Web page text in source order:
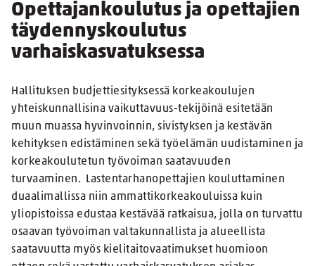
Opettajankoulutus ja opettajien
täydennyskoulutus
varhaiskasvatuksessa
Hallituksen budjettiesityksessä korkeakoulujen
yhteiskunnallisina vaikuttavuus-tekijöinä esitetään
muun muassa hyvinvoinnin, sivistyksen ja kestävän
kehityksen edistäminen sekä työelämän uudistaminen ja
korkeakoulutetun työvoiman saatavuuden
turvaaminen. Lastentarhanopettajien kouluttaminen
duaalimallissa niin ammattikorkeakouluissa kuin
yliopistoissa edustaa kestävää ratkaisua, jolla on turvattu
osaavan työvoiman valtakunnallista ja alueellista
saatavuutta myös kielitaitovaatimukset huomioon